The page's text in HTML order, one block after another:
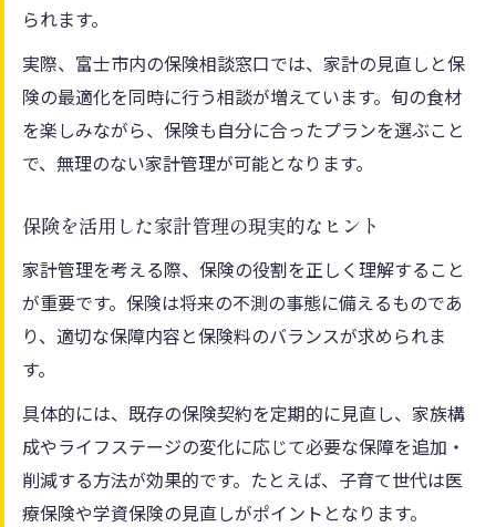
られます。
実際、富士市内の保険相談窓口では、家計の見直しと保
険の最適化を同時に行う相談が増えています。旬の食材
を楽しみながら、保険も自分に合ったプランを選ぶこと
で、無理のない家計管理が可能となります。
保険を活用した家計管理の現実的なヒント
家計管理を考える際、保険の役割を正しく理解すること
が重要です。保険は将来の不測の事態に備えるものであ
り、適切な保障内容と保険料のバランスが求められま
す。
具体的には、既存の保険契約を定期的に見直し、家族構
成やライフステージの変化に応じて必要な保障を追加・
削減する方法が効果的です。たとえば、子育て世代は医
療保険や学資保険の見直しがポイントとなります。